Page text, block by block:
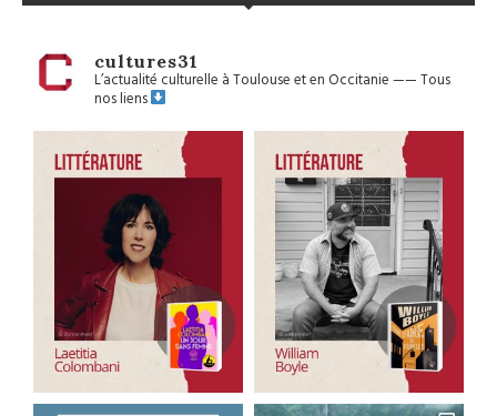
cultures31
L’actualité culturelle à Toulouse et en Occitanie——Tous
nos liens